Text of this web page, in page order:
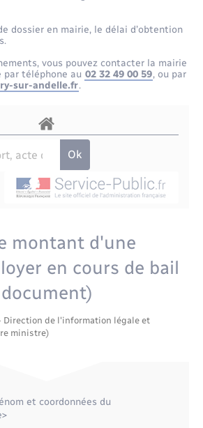
- Citoyenneté
d’occupation de l’espace
de communes
dossier en mairie, le délai d’obtention
vous pouvez contacter la mairie
par téléphone au 02 32 49 00 59, ou par
sur-andelle.fr.
montant d'une
en cours de bail
Direction de l'information légale et
ministre)
et coordonnées du